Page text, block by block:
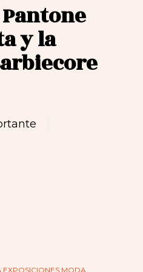
y la
EXPOSICIONES MODA